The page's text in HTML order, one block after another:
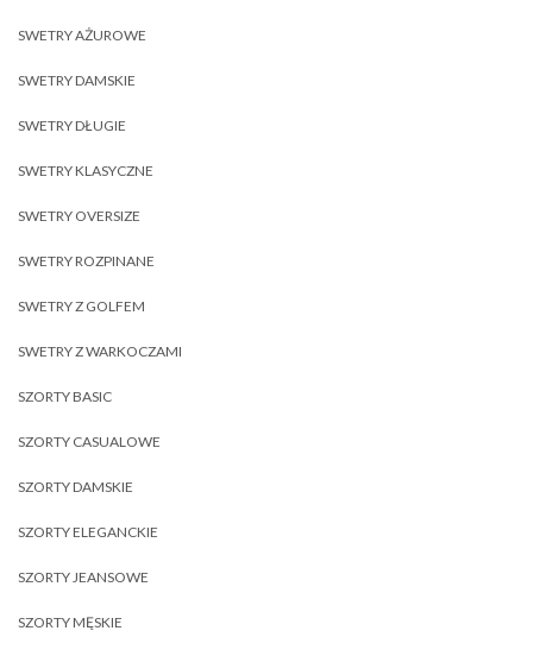
SWETRY AŻUROWE
SWETRY DAMSKIE
SWETRY DŁUGIE
SWETRY KLASYCZNE
SWETRY OVERSIZE
SWETRY ROZPINANE
SWETRY Z GOLFEM
SWETRY Z WARKOCZAMI
SZORTY BASIC
SZORTY CASUALOWE
SZORTY DAMSKIE
SZORTY ELEGANCKIE
SZORTY JEANSOWE
SZORTY MĘSKIE